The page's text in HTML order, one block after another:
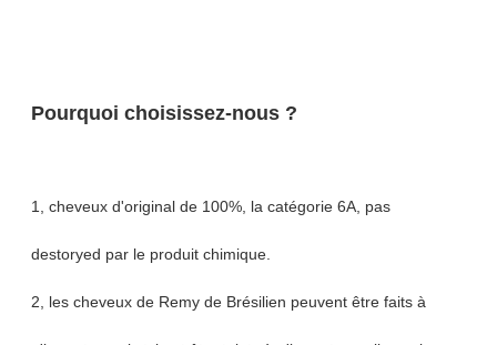
Pourquoi choisissez-nous ?
1, cheveux d'original de 100%, la catégorie 6A, pas
destoryed par le produit chimique.
2, les cheveux de Remy de Brésilien peuvent être faits à